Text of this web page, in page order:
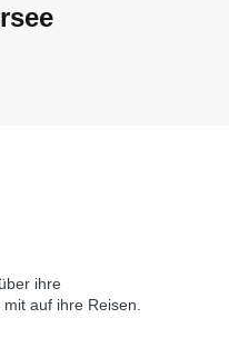
ihre
auf ihre Reisen.